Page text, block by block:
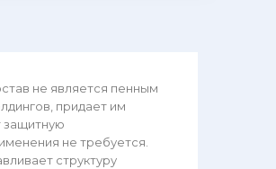
не является пенным
придает им
защитную
не требуется.
структуру